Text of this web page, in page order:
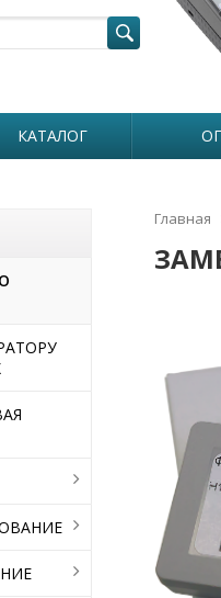
КАТАЛОГ
Главная